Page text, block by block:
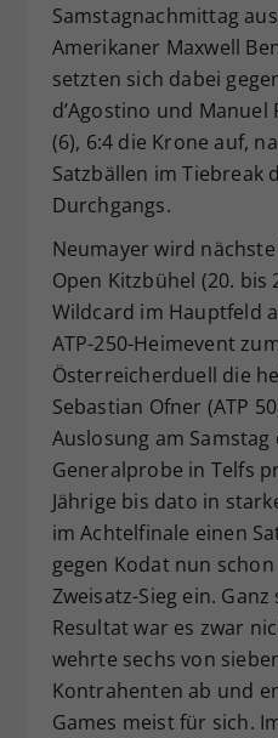
Samstagnachmittag
Amerikaner Maxwell
setzten sich dabei
d’Agostino und
(6), 6:4 die Krone auf,
Satzbällen im Tiebreak
Durchgangs.
Neumayer wird
Open Kitzbühel (20. bis
Wildcard im Hauptfeld
ATP-250-Heimevent
Österreicherduell die
Sebastian Ofner (ATP
Auslosung am Samstag
Generalprobe in Telfs
Jährige bis dato in
im Achtelfinale einen
gegen Kodat nun
Zweisatz-Sieg ein.
Resultat war es zwar
wehrte sechs von
Kontrahenten ab und
Games meist für sich.